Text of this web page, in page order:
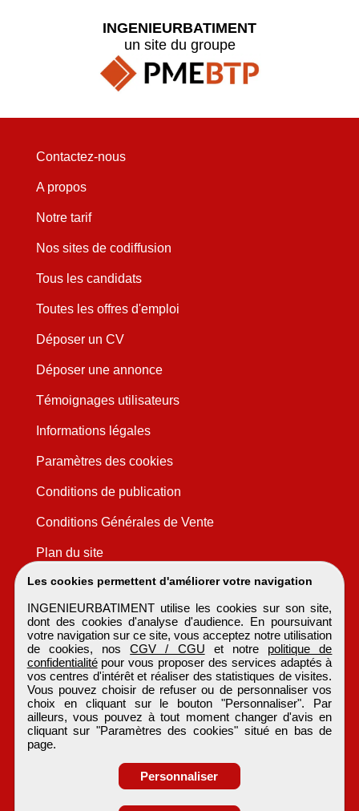
Les cookies permettent d'améliorer votre navigation
INGENIEURBATIMENT utilise les cookies sur son site,
dont des cookies d'analyse d'audience. En poursuivant
votre navigation sur ce site, vous acceptez notre utilisation
de cookies, nosCGV / CGU et notre politique de
confidentialitépour vous proposer des services adaptés à
vos centres d'intérêt et réaliser des statistiques de visites.
Vous pouvez choisir de refuser ou de personnaliser vos
choix en cliquant sur le bouton "Personnaliser". Par
ailleurs, vous pouvez à tout moment changer d'avis en
cliquant sur "Paramètres des cookies" situé en bas de
page.
Personnaliser
INGENIEURBATIMENT
un site du groupe
Contactez-nous
A propos
Notre tarif
Nos sites de codiffusion
Tous les candidats
Toutes les offres d'emploi
Déposer un CV
Déposer une annonce
Témoignages utilisateurs
Informations légales
Paramètres des cookies
Conditions de publication
Conditions Générales de Vente
Plan du site